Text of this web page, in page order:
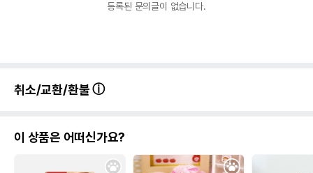
등록된 문의글이 없습니다.
취소/교환/환불
이 상품은 어떠신가요?